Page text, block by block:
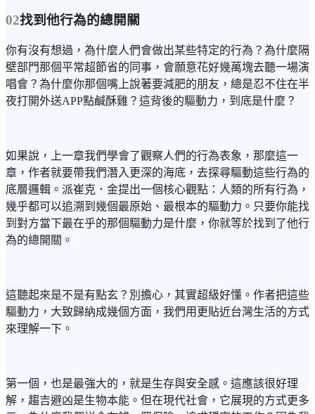
02找到他行為的總開關
你有沒有想過，為什麼人們會做出某些特定的行為？為什麼隔
壁部門那個平常超節省的同事，會願意花好幾萬塊去聽一場演
唱會？為什麼你那個嘴上說著要減肥的朋友，總是忍不住在半
夜打開外送APP點鹹酥雞？這背後的驅動力，到底是什麼？
如果說，上一章我們學會了觀察人們的行為表象，那麼這一
章，作者就要帶我們潛入更深的海底，去探尋驅動這些行為的
底層邏輯。派崔克．金提出一個核心觀點：人類的所有行為，
幾乎都可以追溯到幾個最原始、最根本的驅動力。只要你能找
到對方當下最在乎的那個驅動力是什麼，你就等於找到了他行
為的總開關。
這聽起來是不是有點玄？別擔心，其實超級好懂。作者把這些
驅動力，大致歸納成幾個方面，我們用更貼近台灣生活的方式
來理解一下。
第一個，也是最強大的，就是生存與安全感。這應該很好理
解，趨吉避凶是生物本能。但在現代社會，它展現的方式更多